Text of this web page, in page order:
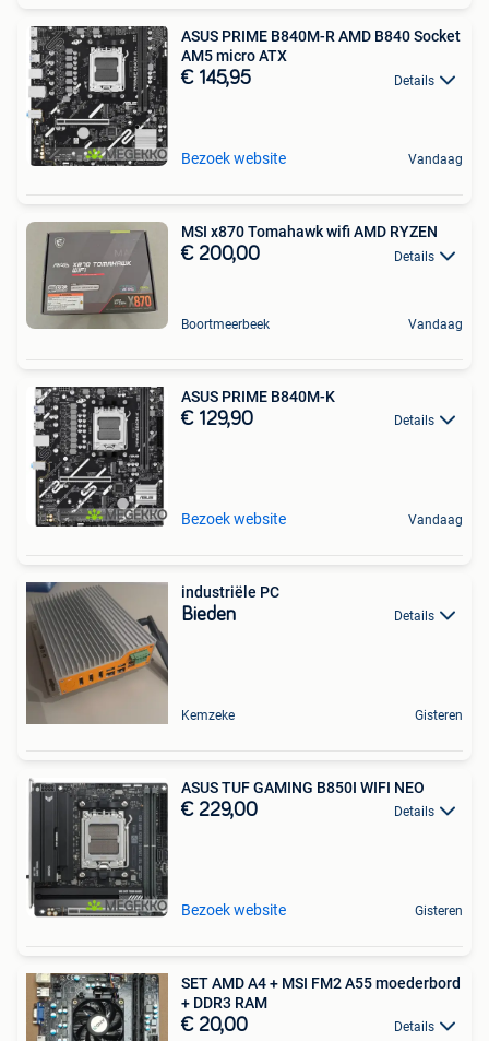
ASUS PRIME B840M-R AMD B840 Socket
AM5 micro ATX
€ 145,95 Details
Bezoek website Vandaag
MSI x870 Tomahawk wifi AMD RYZEN
€ 200,00 Details
Boortmeerbeek Vandaag
ASUS PRIME B840M-K
€ 129,90 Details
Bezoek website Vandaag
industriële PC
Bieden Details
Kemzeke Gisteren
ASUS TUF GAMING B850I WIFI NEO
€ 229,00 Details
Bezoek website Gisteren
SET AMD A4 + MSI FM2 A55 moederbord
+ DDR3 RAM
€ 20,00 Details